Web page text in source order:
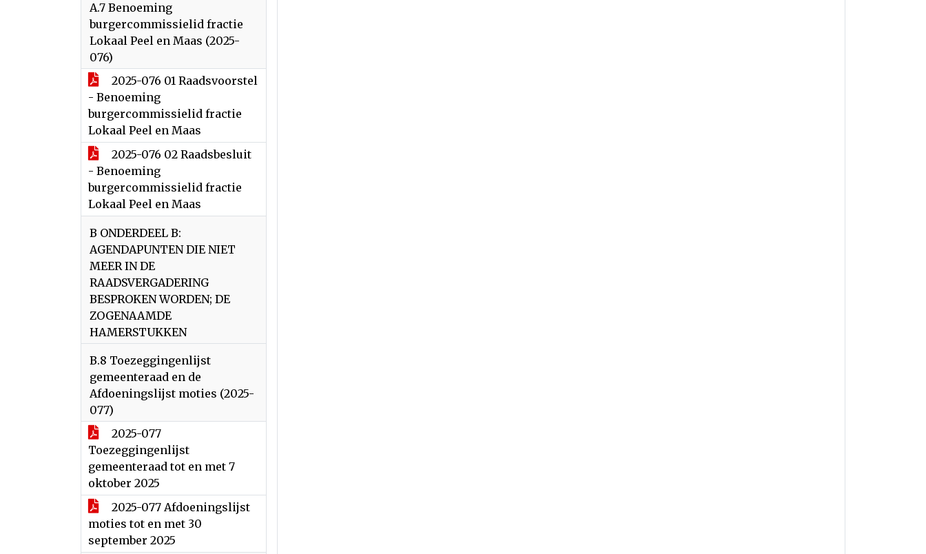
A.7 Benoeming
burgercommissielid fractie
Lokaal Peel en Maas (2025-
076)
2025-076 01 Raadsvoorstel
- Benoeming
burgercommissielid fractie
Lokaal Peel en Maas
2025-076 02 Raadsbesluit
- Benoeming
burgercommissielid fractie
Lokaal Peel en Maas
B ONDERDEEL B:
AGENDAPUNTEN DIE NIET
MEER IN DE
RAADSVERGADERING
BESPROKEN WORDEN; DE
ZOGENAAMDE
HAMERSTUKKEN
B.8 Toezeggingenlijst
gemeenteraad en de
Afdoeningslijst moties (2025-
077)
2025-077
Toezeggingenlijst
gemeenteraad tot en met 7
oktober 2025
2025-077 Afdoeningslijst
moties tot en met 30
september 2025